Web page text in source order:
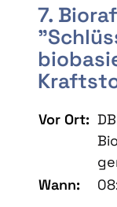
7.
Vor Ort:
Wann: